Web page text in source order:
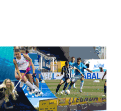
apostando a este
tipo de mesas, que sin
de Córdoba.”